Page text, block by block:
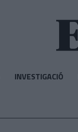
INVESTIGACIÓ